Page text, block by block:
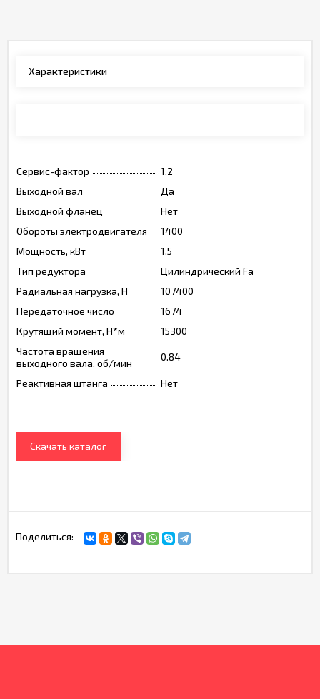
Характеристики
Сервис-фактор
1.2
Выходной вал
Да
Выходной фланец
Нет
Обороты электродвигателя
1400
Мощность, кВт
1.5
Тип редуктора
Цилиндрический Fa
Радиальная нагрузка, Н
107400
Передаточное число
1674
Крутящий момент, Н*м
15300
Частота вращения
выходного вала, об/мин
0.84
Реактивная штанга Нет
Скачать каталог
Поделиться: